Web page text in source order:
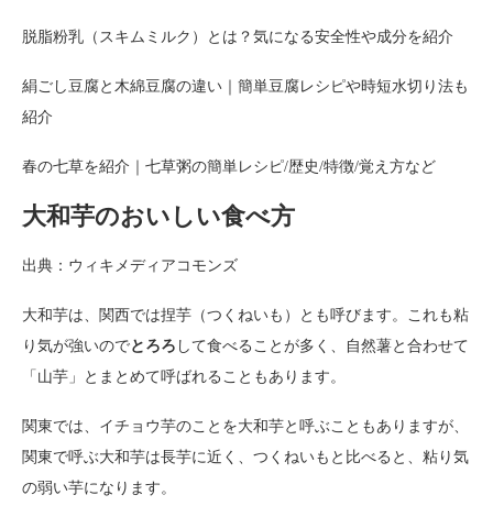
脱脂粉乳（スキムミルク）とは？気になる安全性や成分を紹介
絹ごし豆腐と木綿豆腐の違い｜簡単豆腐レシピや時短水切り法も
紹介
春の七草を紹介｜七草粥の簡単レシピ/歴史/特徴/覚え方など
大和芋のおいしい食べ方
出典：ウィキメディアコモンズ
大和芋は、関西では捏芋（つくねいも）とも呼びます。これも粘
り気が強いのでとろろ して食べることが多く、自然薯と合わせて
「山芋」とまとめて呼ばれることもあります。
関東では、イチョウ芋のことを大和芋と呼ぶこともありますが、
関東で呼ぶ大和芋は長芋に近く、つくねいもと比べると、粘り気
の弱い芋になります。